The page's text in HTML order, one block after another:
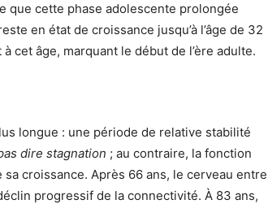
que cette phase adolescente prolongée
en état de croissance jusqu’à l’âge de 32
cet âge, marquant le début de l’ère adulte.
longue : une période de relative stabilité
dire stagnation ; au contraire, la fonction
croissance. Après 66 ans, le cerveau entre
progressif de la connectivité. À 83 ans,